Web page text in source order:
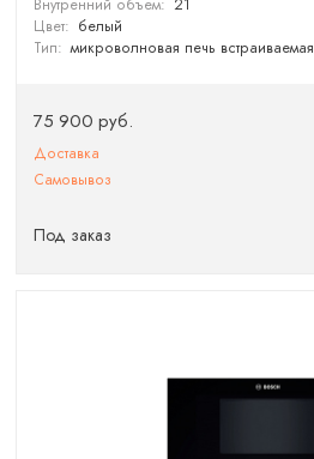
Цвет: белый
Тип: микроволновая печь встраиваемая
75 900 руб.
Доставка
Самовывоз
Под заказ